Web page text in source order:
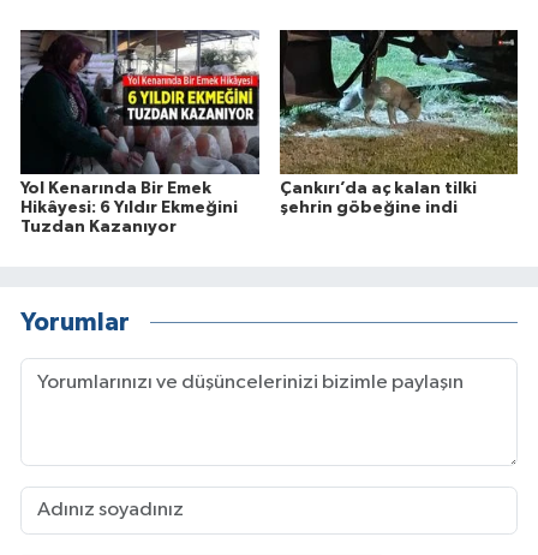
Yol Kenarında Bir Emek
Hikâyesi: 6 Yıldır Ekmeğini
Tuzdan Kazanıyor
Çankırı’da aç kalan tilki
şehrin göbeğine indi
Yorumlar